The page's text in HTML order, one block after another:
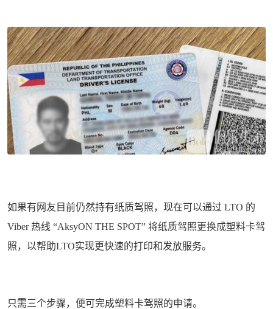
如果有网友目前仍然持有纸质驾照，现在可以通过 LTO 的
Viber 热线 “AksyON THE SPOT” 将纸质驾照更换成塑料卡驾
照，以帮助LTO实现更快速的打印和发放服务。
只需三个步骤，便可完成塑料卡驾照的申请。